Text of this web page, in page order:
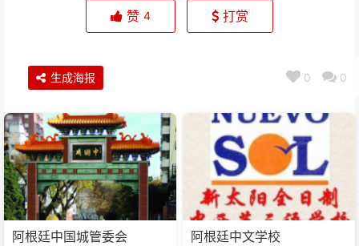
赞 4 打赏
0 0
生成海报
阿根廷中国城管委会 阿根廷中文学校